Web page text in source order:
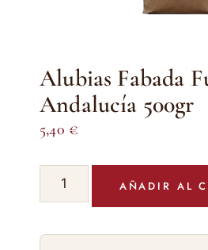
Alubias Fabada
Andalucía 500gr
5,40 €
Alubias
Fabada
de
AÑADIR AL